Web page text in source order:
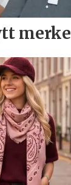
merke